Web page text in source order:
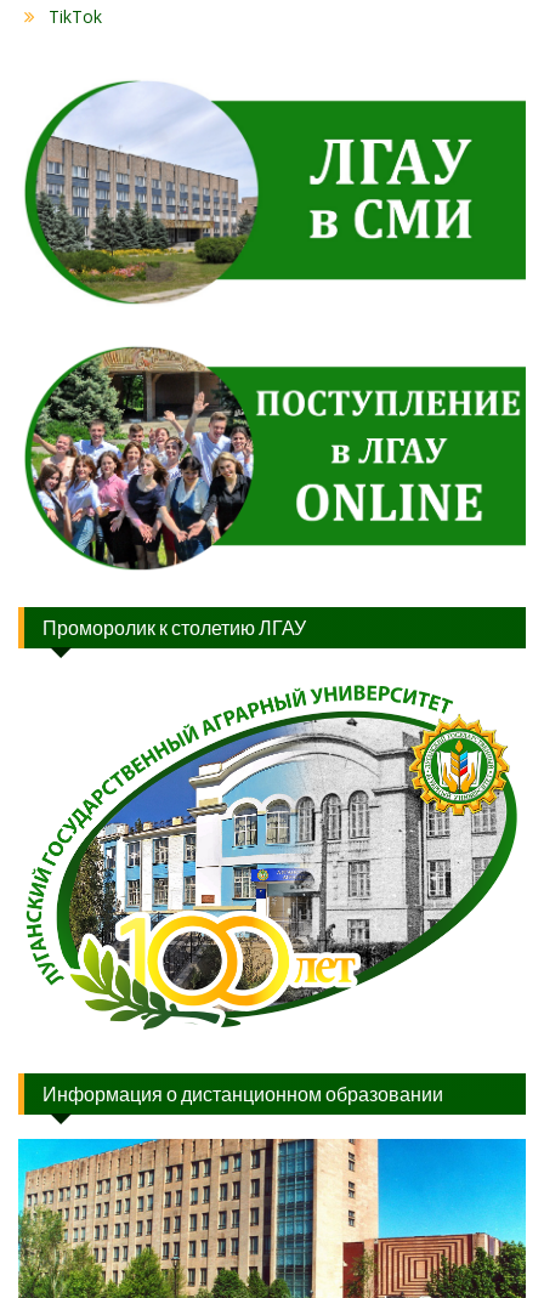
TikTok
Проморолик к столетию ЛГАУ
Информация о дистанционном образовании